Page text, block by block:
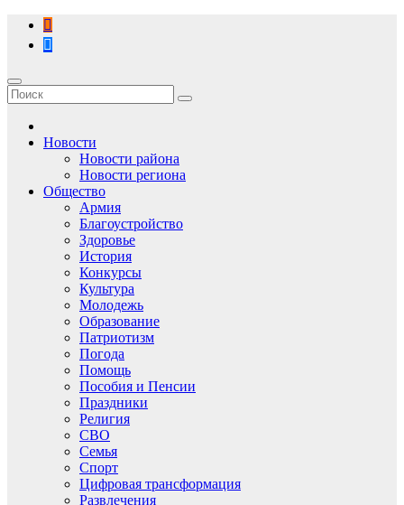
Перейти
содержимому
Новости
Новости района
Новости региона
Общество
Армия
Благоустройство
Здоровье
История
Конкурсы
Культура
Молодежь
Образование
Патриотизм
Погода
Помощь
Пособия и Пенсии
Праздники
Религия
СВО
Семья
Спорт
Цифровая трансформация
Развлечения